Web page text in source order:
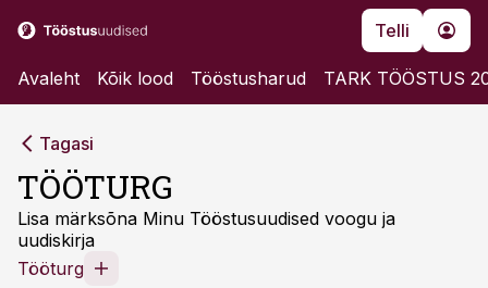
Telli
Avaleht Kõik lood Tööstusharud TARK TÖÖSTUS
Tagasi
TÖÖTURG
Lisa märksõna Minu Tööstusuudised voogu ja
uudiskirja
Tööturg